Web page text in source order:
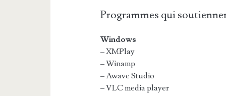
Programmes qui
Windows
– XMPlay
– Winamp
– Awave Studio
– VLC media player